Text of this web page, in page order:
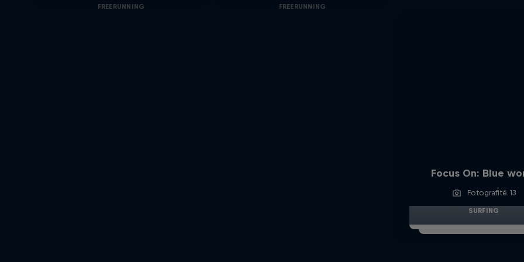
FREERUNNING FREERUNNING
Focus On: Blue
Fotografitë 13
SURFING